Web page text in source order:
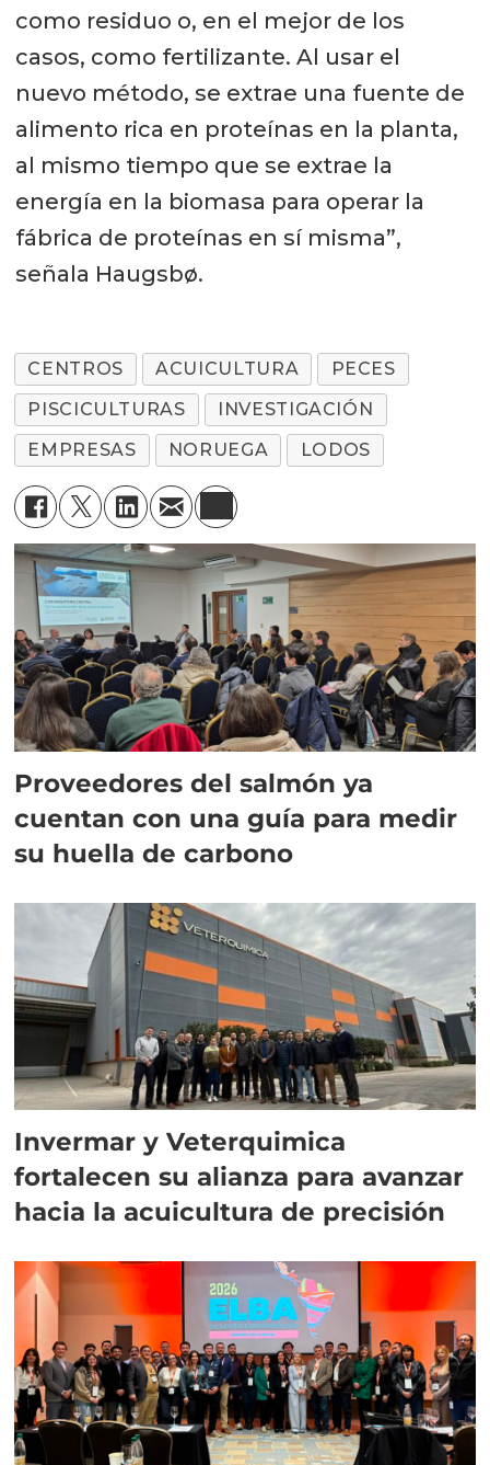
como residuo o, en el mejor de los
casos, como fertilizante. Al usar el
nuevo método, se extrae una fuente de
alimento rica en proteínas en la planta,
al mismo tiempo que se extrae la
energía en la biomasa para operar la
fábrica de proteínas en sí misma”,
señala Haugsbø.
CENTROS ACUICULTURA
PECES
PISCICULTURAS
INVESTIGACIÓN
EMPRESAS
NORUEGA LODOS
Proveedores del salmón ya
cuentan con una guía para medir
su huella de carbono
Invermar y Veterquimica
fortalecen su alianza para avanzar
hacia la acuicultura de precisión